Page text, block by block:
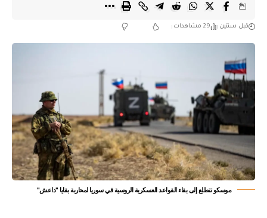
قبل سنتين 29 مشاهدات
موسكو تتطلع إلى بقاء القواعد العسكرية الروسية في سوريا لمحاربة بقايا "داعش"